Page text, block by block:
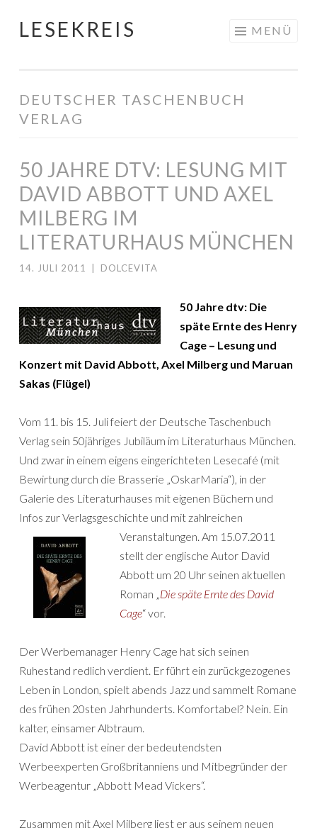
Springe
LESEKREIS MENÜ
DEUTSCHER TASCHENBUCH
VERLAG
50 JAHRE DTV: LESUNG MIT
DAVID ABBOTT UND AXEL
MILBERG IM
LITERATURHAUS MÜNCHEN
14. JULI 2011 DOLCEVITA
50 Jahre dtv: Die
späte Ernte des Henry
Cage – Lesung und
Konzert mit David Abbott, Axel Milberg und Maruan
Sakas (Flügel)
Vom 11. bis 15. Juli feiert der Deutsche Taschenbuch
Verlag sein 50jähriges Jubiläum im Literaturhaus München.
Und zwar in einem eigens eingerichteten Lesecafé (mit
Bewirtung durch die Brasserie „OskarMaria“), in der
Galerie des Literaturhauses mit eigenen Büchern und
Infos zur Verlagsgeschichte und mit zahlreichen
Veranstaltungen. Am 15.07.2011
stellt der englische Autor David
Abbott um 20 Uhr seinen aktuellen
Roman „Die späte Ernte des David
Cage“ vor.
Der Werbemanager Henry Cage hat sich seinen
Ruhestand redlich verdient. Er führt ein zurückgezogenes
Leben in London, spielt abends Jazz und sammelt Romane
des frühen 20sten Jahrhunderts. Komfortabel? Nein. Ein
kalter, einsamer Albtraum.
David Abbott ist einer der bedeutendsten
Werbeexperten Großbritanniens und Mitbegründer der
Werbeagentur „Abbott Mead Vickers“.
Zusammen mit Axel Milberg liest er aus seinem neuen